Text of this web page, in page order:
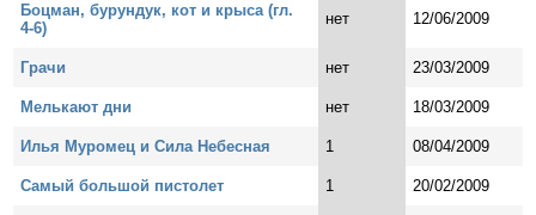
Боцман, бурундук, кот и крыса (гл.
4-6)
нет 12/06/2009
Грачи нет 23/03/2009
Мелькают дни нет 18/03/2009
Илья Муромец и Сила Небесная 1 08/04/2009
Самый большой пистолет 1 20/02/2009